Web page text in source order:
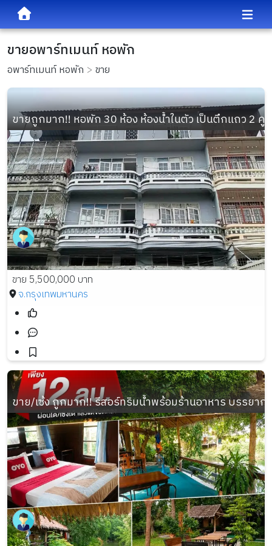
ขายอพาร์ทเมนท์ หอพัก
อพาร์ทเมนท์ หอพัก ขาย
ขายถูกมาก!! หอพัก 30 ห้อง ห้องน้ำในตัว เป็นตึกแถว 2
ขาย 5,500,000 บาท
จ.กรุงเทพมหานคร
ขาย/เซ้ง ถูกมาก!! รีสอร์ทริมน้ำพร้อมร้านอาหาร บรรยา